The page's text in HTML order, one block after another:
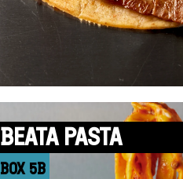
BEATA PASTA
BOX 5B